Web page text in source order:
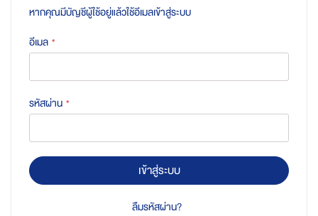
หากคุณมีบัญชีผู้ใช้อยู่แล้วใช้อีเมลเข้าสู่ระบบ
อีเมล
รหัสผ่าน
เข้าสู่ระบบ
ลืมรหัสผ่าน?